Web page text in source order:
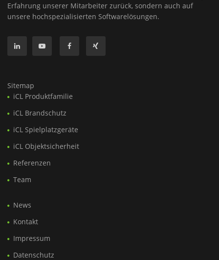
Erfahrung unserer Mitarbeiter zurück, sondern auch auf
unsere hochspezialisierten Softwarelösungen.
Sitemap
iCL Produktfamilie
iCL Brandschutz
iCL Spielplatzgeräte
iCL Objektsicherheit
Referenzen
Team
News
Kontakt
Impressum
Datenschutz